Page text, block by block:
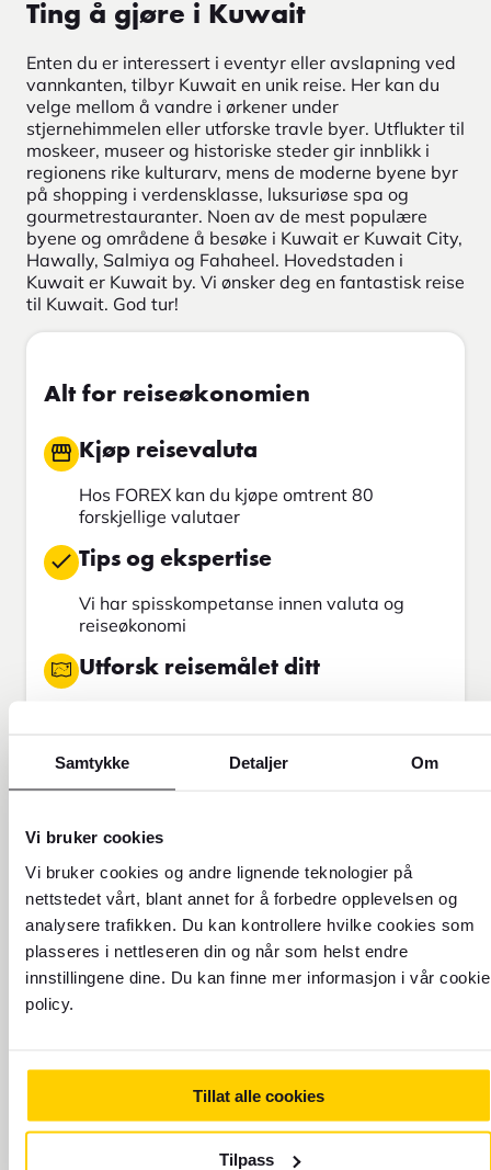
Samtykke Detaljer Om
Vi bruker cookies
Vi bruker cookies og andre lignende teknologier på
nettstedet vårt, blant annet for å forbedre opplevelsen og
analysere trafikken. Du kan kontrollere hvilke cookies som
plasseres i nettleseren din og når som helst endre
innstillingene dine. Du kan finne mer informasjon i vår cookie
policy.
Tillat alle cookies
Tilpass
Ting å gjøre i Kuwait
Enten du er interessert i eventyr eller avslapning ved
vannkanten, tilbyr Kuwait en unik reise. Her kan du
velge mellom å vandre i ørkener under
stjernehimmelen eller utforske travle byer. Utflukter til
moskeer, museer og historiske steder gir innblikk i
regionens rike kulturarv, mens de moderne byene byr
på shopping i verdensklasse, luksuriøse spa og
gourmetrestauranter. Noen av de mest populære
byene og områdene å besøke i Kuwait er Kuwait City,
Hawally, Salmiya og Fahaheel. Hovedstaden i
Kuwait er Kuwait by. Vi ønsker deg en fantastisk reise
til Kuwait. God tur!
Alt for reiseøkonomien
Kjøp reisevaluta
Hos FOREX kan du kjøpe omtrent 80
forskjellige valutaer
Tips og ekspertise
Vi har spisskompetanse innen valuta og
reiseøkonomi
Utforsk reisemålet ditt
Send penger
Finn din neste reise
TIDSSONE: UTC+3